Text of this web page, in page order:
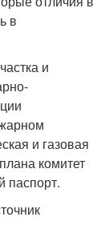
в
и
и газовая
комитет
паспорт.